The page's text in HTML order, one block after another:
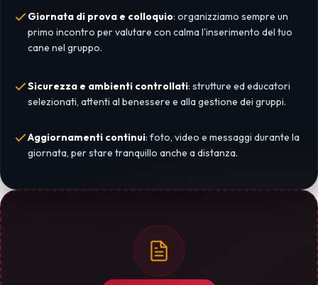
Giornata di prova e colloquio: organizziamo sempre un
primo incontro per valutare con calma l'inserimento del tuo
cane nel gruppo.
Sicurezza e ambienti controllati: strutture ed educatori
selezionati, attenti al benessere e alla gestione dei gruppi.
Aggiornamenti continui: foto, video e messaggi durante la
giornata, per stare tranquillo anche a distanza.